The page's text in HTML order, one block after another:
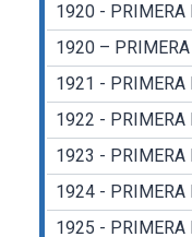
1920 - PRIMERA
1920 –
1921 - PRIMERA
1922 - PRIMERA
1923 - PRIMERA
1924 - PRIMERA
1925 - PRIMERA